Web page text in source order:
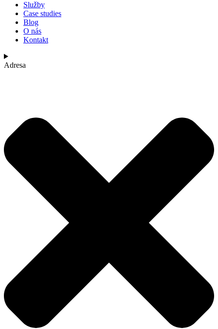
Služby
Case studies
Blog
O nás
Kontakt
Adresa